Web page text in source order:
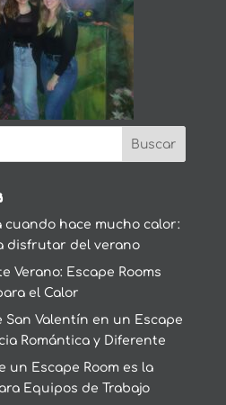
cuando hace mucho calor:
disfrutar del verano
Verano: Escape Rooms
el Calor
San Valentín en un Escape
Romántica y Diferente
un Escape Room es la
Equipos de Trabajo